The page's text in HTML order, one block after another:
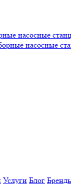
насосные
насосные
Услуги Блог